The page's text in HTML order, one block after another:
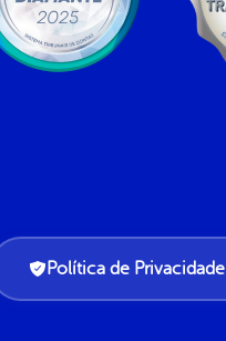
Política de Privacidade